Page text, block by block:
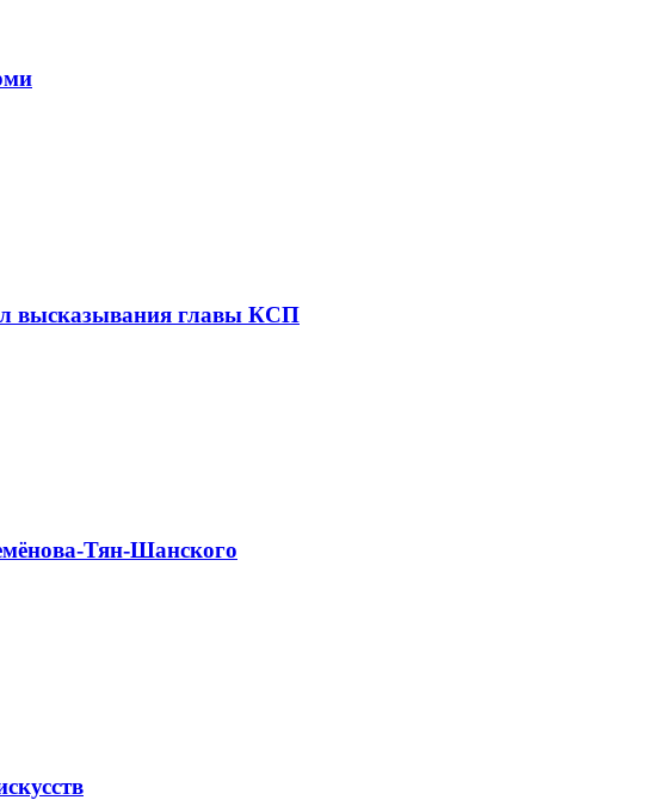
высказывания главы КСП
Тян-Шанского